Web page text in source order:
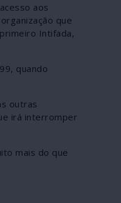
aos
que
Intifada,
quando
outras
irá interromper
mais do que